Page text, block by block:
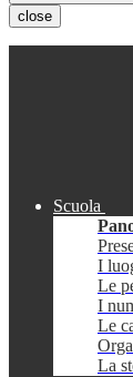
close
Scuola
I
Le
I
Le
La